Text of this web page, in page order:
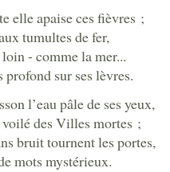
elle apaise ces fièvres ;
tumultes de fer,
- comme la mer...
sur ses lèvres.
l’eau pâle de ses yeux,
voilé des Villes mortes ;
bruit tournent les portes,
mots mystérieux.